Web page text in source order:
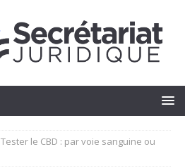
Tester le CBD : par voie sanguine ou